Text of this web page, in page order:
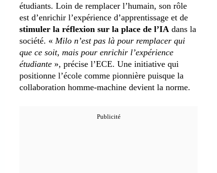
étudiants. Loin de remplacer l’humain, son rôle
est d’enrichir l’expérience d’apprentissage et de
stimuler la réflexion sur la place de l’IA dans la
société. « Milo n’est pas là pour remplacer qui
que ce soit, mais pour enrichir l’expérience
étudiante », précise l’ECE. Une initiative qui
positionne l’école comme pionnière puisque la
collaboration homme-machine devient la norme.